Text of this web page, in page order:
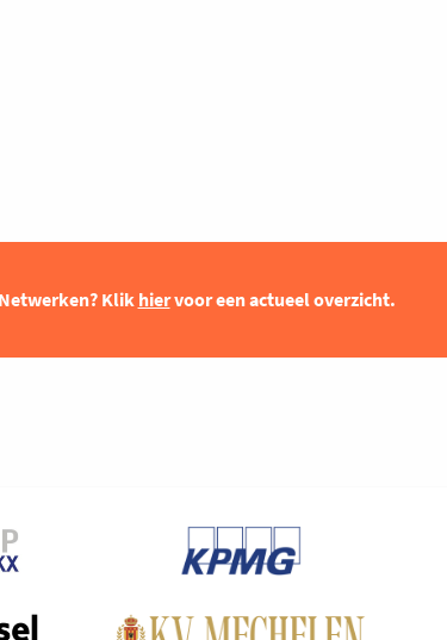
Klikhiervoor een actueel overzicht.